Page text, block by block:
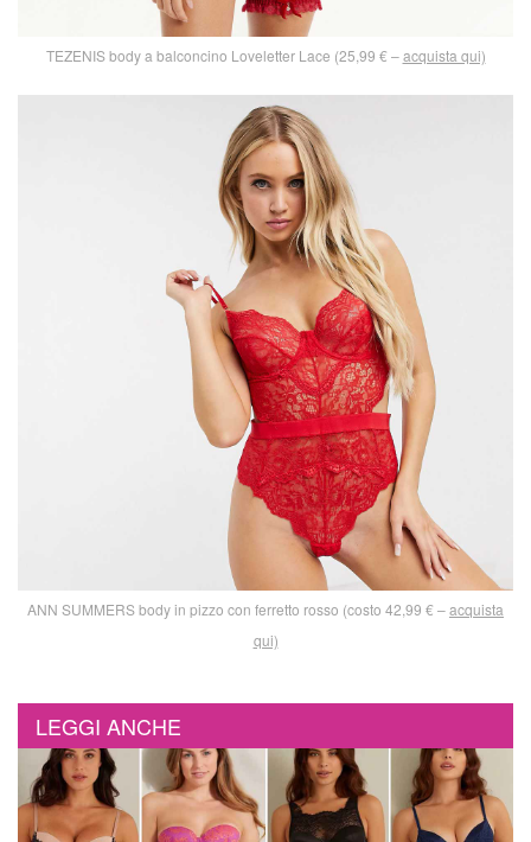
TEZENIS body a balconcino Loveletter Lace (25,99 € –acquista qui)
ANN SUMMERS body in pizzo con ferretto rosso (costo 42,99 € –acquista
qui)
LEGGI ANCHE